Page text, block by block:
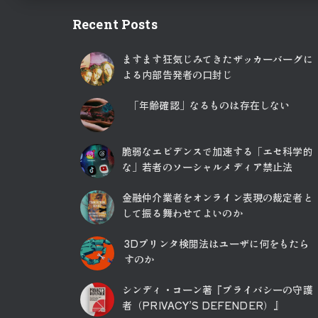
Recent Posts
ますます狂気じみてきたザッカーバーグに
よる内部告発者の口封じ
「年齢確認」なるものは存在しない
脆弱なエビデンスで加速する「エセ科学的
な」若者のソーシャルメディア禁止法
金融仲介業者をオンライン表現の裁定者と
して振る舞わせてよいのか
3Dプリンタ検閲法はユーザに何をもたら
すのか
シンディ・コーン著『プライバシーの守護
者（PRIVACY’S DEFENDER）』